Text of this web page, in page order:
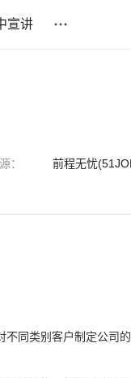
宣讲
：
前程无忧
同类别客户制定公司的